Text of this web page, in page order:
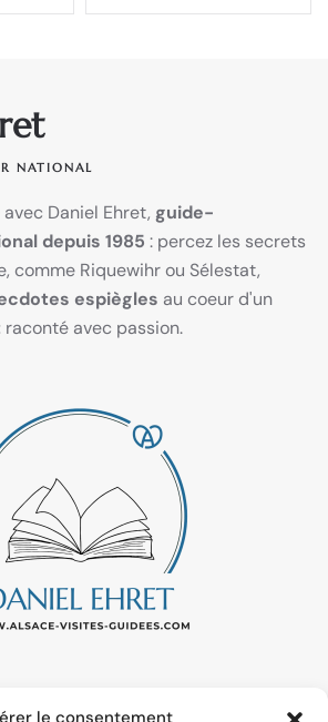
le consentement
NATIONAL
Daniel Ehret, guide-
depuis 1985 : percez les secrets
comme Riquewihr ou Sélestat,
espiègles au coeur d'un
raconté avec passion.